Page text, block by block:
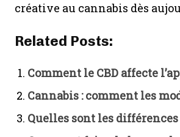
créative au cannabis dès
Related Posts:
Comment le CBD affecte
Cannabis : comment les
Quelles sont les